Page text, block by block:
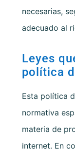
necesarias,
adecuado al
Leyes
política
Esta política
normativa
materia de
internet. En